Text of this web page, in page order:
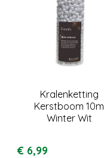
Kralenketting
Kerstboom 10m
Winter Wit
€ 6,99